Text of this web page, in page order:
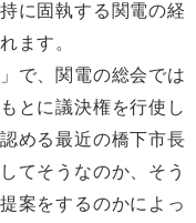
に固執する関電の経
ます。
で、関電の総会では
とに議決権を行使し
める最近の橋下市長
てそうなのか、そう
案をするのかによっ